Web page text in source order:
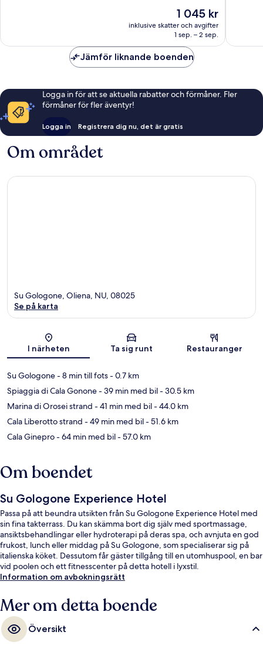
Priset
är
1 045 kr
1 045 kr
inklusive skatter och avgifter
1 sep. – 2 sep.
Jämför liknande boenden
Logga in för att se aktuella rabatter och förmåner. Fler
förmåner för fler äventyr!
Logga in Registrera dig nu, det är gratis
Om området
Karta
Su Gologone, Oliena, NU, 08025
Se på karta
I närheten Ta sig runt Restauranger
Su Gologone- 8 min till fots- 0.7 km
Spiaggia di Cala Gonone- 39 min med bil- 30.5 km
Marina di Orosei strand - 41 min med bil- 44.0 km
Cala Liberotto strand - 49 min med bil- 51.6 km
Cala Ginepro- 64 min med bil- 57.0 km
Om boendet
Su Gologone Experience Hotel
Passa på att beundra utsikten från Su Gologone Experience Hotel med
sin fina takterrass. Du kan skämma bort dig själv med sportmassage,
ansiktsbehandlingar eller hydroterapi på deras spa, och avnjuta en god
frukost, lunch eller middag på Su Gologone, som specialiserar sig på
italienska köket. Dessutom får gäster tillgång till en utomhuspool, en bar
vid poolen och ett fitnesscenter på detta hotell i lyxstil.
Information om avbokningsrätt
Mer om detta boende
Översikt